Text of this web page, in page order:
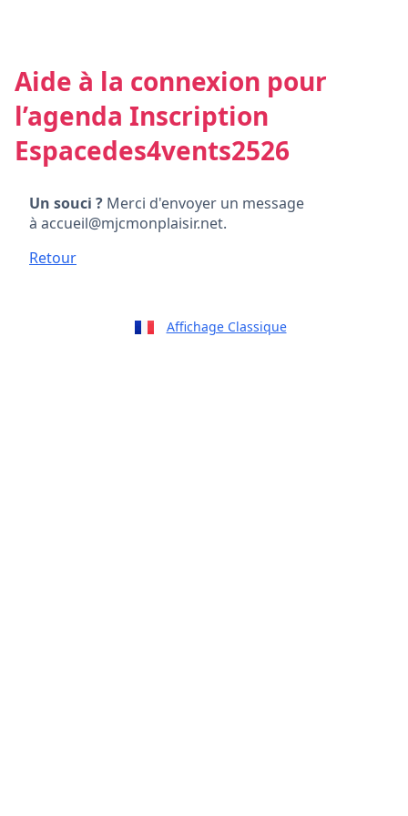
Aide à la connexion pour
l’agenda Inscription
Espacedes4vents2526
Un souci ? Merci d'envoyer un message
à accueil@mjcmonplaisir.net.
Retour
Affichage Classique